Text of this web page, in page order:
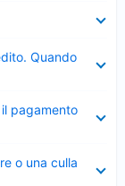
Quando
pagamento
o una culla